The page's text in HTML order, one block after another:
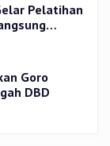
Pelatihan
Goro
DBD